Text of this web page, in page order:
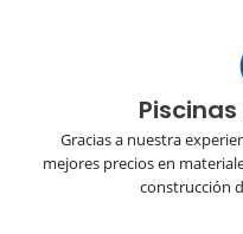
Gracias a nuestra
mejores precios en
construcción